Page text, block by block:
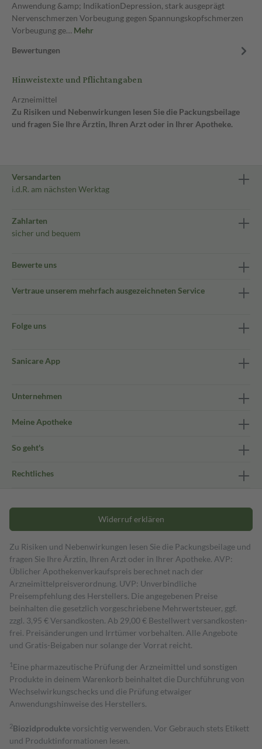
Anwendung &amp; IndikationDepression, stark ausgeprägt
Nervenschmerzen Vorbeugung gegen Spannungskopfschmerzen
Vorbeugung ge… Mehr
Bewertungen
Hinweistexte und Pflichtangaben
Arzneimittel
Zu Risiken und Nebenwirkungen lesen Sie die Packungsbeilage
und fragen Sie Ihre Ärztin, Ihren Arzt oder in Ihrer Apotheke.
Versandarten
i.d.R. am nächsten Werktag
Zahlarten
sicher und bequem
Bewerte uns
Vertraue unserem mehrfach ausgezeichneten Service
Folge uns
Sanicare App
Unternehmen
Meine Apotheke
So geht's
Rechtliches
Widerruf erklären
Zu Risiken und Nebenwirkungen lesen Sie die Packungsbeilage und
fragen Sie Ihre Ärztin, Ihren Arzt oder in Ihrer Apotheke. AVP:
Üblicher Apothekenverkaufspreis berechnet nach der
Arzneimittelpreisverordnung. UVP: Unverbindliche
Preisempfehlung des Herstellers. Die angegebenen Preise
beinhalten die gesetzlich vorgeschriebene Mehrwertsteuer, ggf.
zzgl. 3,95 € Versandkosten. Ab 29,00 € Bestell­wert versand­kosten­
frei. Preisänderungen und Irrtümer vorbehalten. Alle Angebote
und Gratis-Beigaben nur solange der Vorrat reicht.
1 Eine pharmazeutische Prüfung der Arzneimittel und sonstigen
Produkte in deinem Warenkorb beinhaltet die Durchführung von
Wechselwirkungschecks und die Prüfung etwaiger
Anwendungshinweise des Herstellers.
2Biozidproduktevorsichtig verwenden. Vor Gebrauch stets Etikett
und Produktinformationen lesen.